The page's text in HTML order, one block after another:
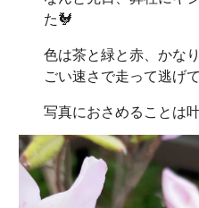
た🐓
色は茶と緑と赤、かな
ごい速さで走って逃げ
写真におさめることは